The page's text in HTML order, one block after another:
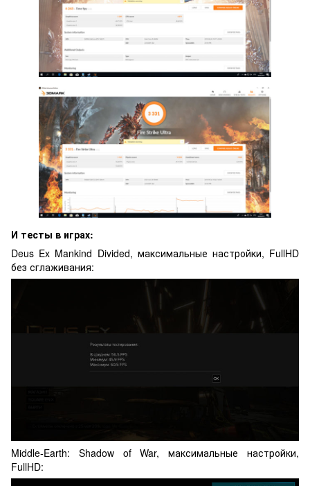
И тесты в играх:
Deus Ex Mankind Divided, максимальные настройки, FullHD
без сглаживания:
Middle-Earth: Shadow of War, максимальные настройки,
FullHD: